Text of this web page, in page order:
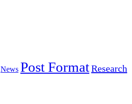
News Post FormatResearch